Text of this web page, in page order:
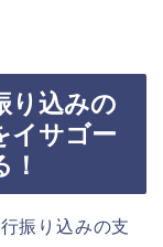
り込みの
イサゴー
振り込みの支